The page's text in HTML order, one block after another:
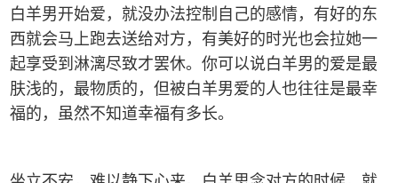
白羊男开始爱，就没办法控制自己的感情，有好的东
西就会马上跑去送给对方，有美好的时光也会拉她一
起享受到淋漓尽致才罢休。你可以说白羊男的爱是最
肤浅的，最物质的，但被白羊男爱的人也往往是最幸
福的，虽然不知道幸福有多长。